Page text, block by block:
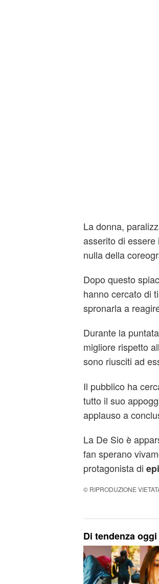
Questo stato
La donna,
asserito di
nulla della
Dopo questo
hanno cercato di
spronarla a
Durante la
migliore rispetto
sono riusciti ad
Il pubblico ha
tutto il suo
applauso a
La De Sio è
fan sperano
protagonista di
© RIPRODUZIONE
Di tendenza oggi